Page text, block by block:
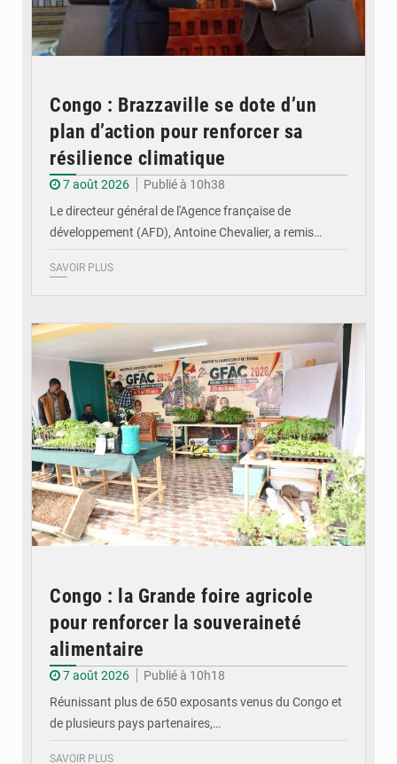
Congo : Brazzaville se dote d’un
plan d’action pour renforcer sa
résilience climatique
7 août 2026
Publié à 10h38
Le directeur général de l'Agence française de
développement (AFD), Antoine Chevalier, a remis…
SAVOIR PLUS
Congo : la Grande foire agricole
pour renforcer la souveraineté
alimentaire
7 août 2026
Publié à 10h18
Réunissant plus de 650 exposants venus du Congo et
de plusieurs pays partenaires,…
SAVOIR PLUS